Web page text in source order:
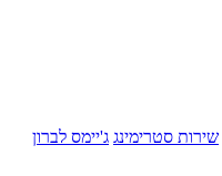
שירות סטרימינג ג'יימס לברון